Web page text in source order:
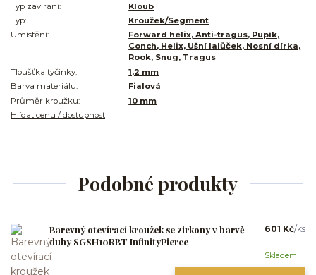
Typ zavírání:
Kloub
Typ:
Kroužek/Segment
Umístění:
Forward helix, Anti-tragus, Pupík,
Conch, Helix, Ušní lalůček, Nosní dírka,
Rook, Snug, Tragus
Tloušťka tyčinky:
1,2 mm
Barva materiálu:
Fialová
Průměr kroužku:
10 mm
Hlídat cenu / dostupnost
Podobné produkty
Barevný otevírací kroužek se zirkony v barvě
duhy SGSH10RBT InfinityPierce
601 Kč/ks
Skladem